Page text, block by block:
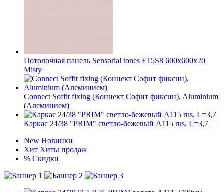
Потолочная панель Sensorial tones E15S8 600x600x20
Misty
Connect Soffit fixing (Коннект Софит фиксин), Aluminium
(Алеминием)
Каркас 24/38 "PRIM" светло-бежевый А115 rus, L=3,7
New Новинки
Хит Хиты продаж
% Скидки